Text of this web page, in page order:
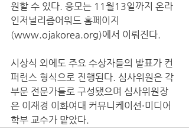
원할 수 있다. 응모는 11월13일까지 온라
인저널리즘어워드 홈페이지
(www.ojakorea.org)에서 이뤄진다.
시상식 외에도 주요 수상자들의 발표가 컨
퍼런스 형식으로 진행된다. 심사위원은 각
부문 전문가들로 구성됐으며 심사위원장
은 이재경 이화여대 커뮤니케이션·미디어
학부 교수가 맡았다.